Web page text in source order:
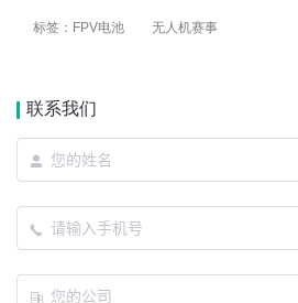
标签： FPV电池 无人机赛事
联系我们